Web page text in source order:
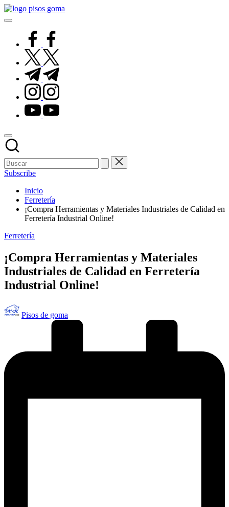
Saltar
al
facebook.com
twitter.com
t.me
instagram.com
youtube.com
Subscribe
Inicio
Ferretería
¡Compra Herramientas y Materiales Industriales de Calidad en
Ferretería Industrial Online!
Publicado
Ferretería
¡Compra Herramientas y Materiales
Industriales de Calidad en Ferretería
Industrial Online!
Publicado
por
Pisos de goma